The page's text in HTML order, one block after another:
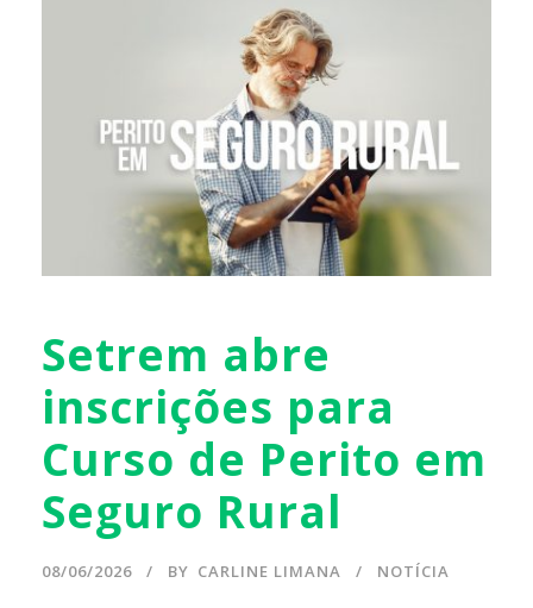
Setrem abre
inscrições para
Curso de Perito em
Seguro Rural
08/06/2026 BY CARLINE LIMANA NOTÍCIA